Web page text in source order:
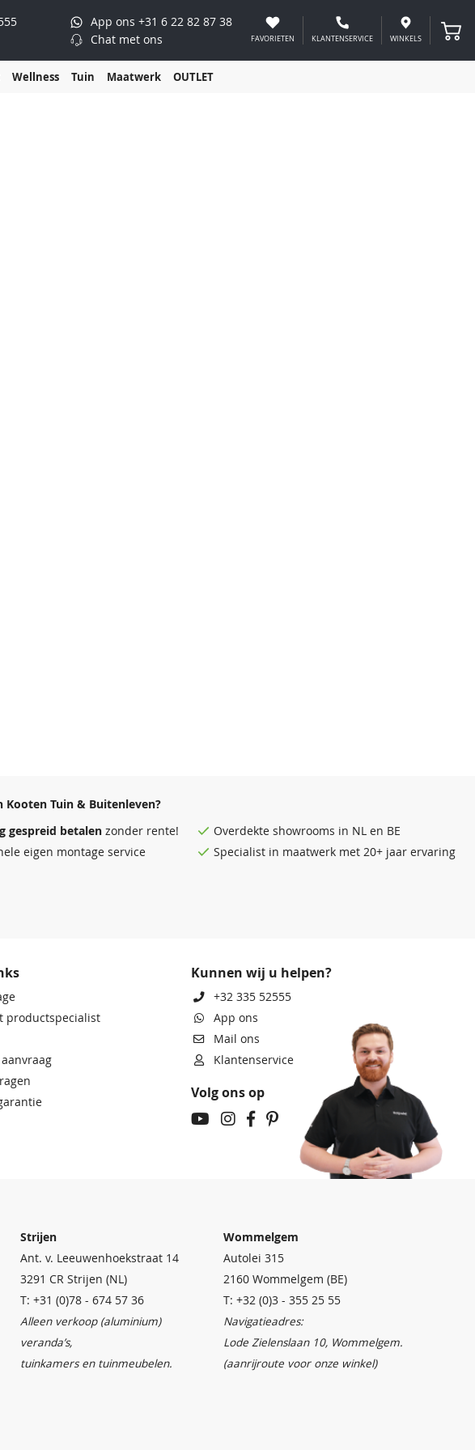
App ons +31 6 22 82 87 38
Chat met ons FAVORIETEN KLANTENSERVICE WINKELS
Wellness Tuin Maatwerk OUTLET
Kooten Tuin & Buitenleven?
gespreid betalen zonder rente! Overdekte showrooms in NL en BE
eigen montage service
Specialist in maatwerk met 20+ jaar ervaring
productspecialist
Kunnen wij u helpen?
+32 335 52555
App ons
Mail ons
Klantenservice
Volg ons op
Strijen
Ant. v. Leeuwenhoekstraat 14
3291 CR Strijen (NL)
T: +31 (0)78 - 674 57 36
Alleen verkoop (aluminium)
veranda’s,
tuinkamers en tuinmeubelen.
Wommelgem
Autolei 315
2160 Wommelgem (BE)
T: +32 (0)3 - 355 25 55
Navigatieadres:
Lode Zielenslaan 10, Wommelgem.
(aanrijroute voor onze winkel)